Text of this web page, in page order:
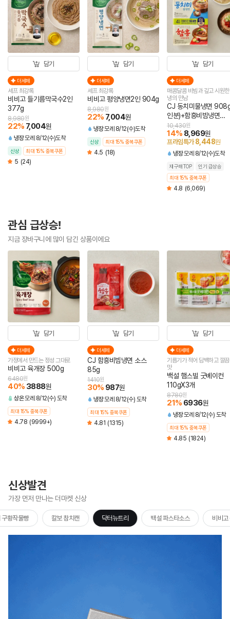
담기
더세페
셰프 최강록
비비고 들기름막국수2인
377g
22% 7,004원
8,980원
냉장 모레 8/12(수)도착
신상 최대 15% 중복쿠폰
5 (24)
담기
더세페
셰프 최강록
비비고 평양냉면2인 904g
22% 7,004원
8,980원
냉장 모레 8/12(수)도착
신상 최대 15% 중복쿠폰
4.5 (18)
담기
더세페
매콤달콤 비빔과 깊고 시원
냉의 만남
CJ 동치미물냉면
인분)+함흥비빔냉면
474.4g(2인분)
14% 8,969원
10,430원
프라임특가 8,448원
냉장 모레 8/12(수)도착
재구매TOP
인기 급상승
최대 15% 중복쿠폰
4.8 (6,069)
관심 급상승!
지금 장바구니에 많이 담긴 상품이에요
담기
더세페
가정에서 만드는 정성 그대로
비비고 육개장 500g
40% 3888원
6480원
상온 모레 8/12(수) 도착
최대 15% 중복쿠폰
4.78 (9999+)
담기
더세페
CJ 함흥비빔냉면 소스
85g
30% 987원
1410원
냉장 모레 8/12(수) 도착
최대 15% 중복쿠폰
4.81 (1315)
담기
더세페
기름기가 적어 담백하고 깔
맛
백설 햄스빌 굿베이컨
110gX3개
21% 6936원
8780원
냉장 모레 8/12(수) 도착
최대 15% 중복쿠폰
4.85 (1824)
신상발견
가장 먼저 만나는 더마켓 신상
구황작물빵 칼보 참치캔 닥터뉴트리 백설 파스타소스 비비